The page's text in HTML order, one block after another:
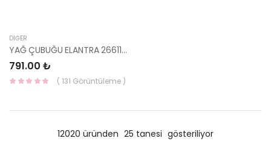
DIĞER
YAĞ ÇUBUĞU ELANTRA 26611-03801 HMC
791.00 ₺
( 131 Görüntüleme )
12020 üründen 25 tanesi gösteriliyor